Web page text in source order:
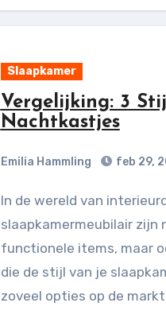
Slaapkamer
Vergelijking: 3
Nachtkastjes
Emilia Hammling feb 29,
In de wereld van interieurdesign en
slaapkamermeubilair
functionele items, maar
die de stijl van je
zoveel opties op de